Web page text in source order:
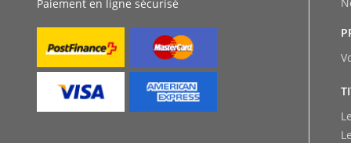
Paiement en ligne sécurisé